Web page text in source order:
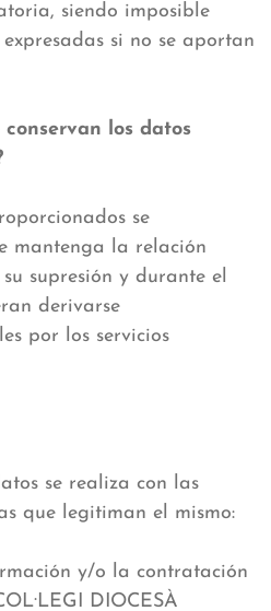
siendo imposible
si no se aportan
los datos
se
mantenga la relación
supresión y durante el
derivarse
por los servicios
se realiza con las
que legitiman el mismo:
y/o la contratación
DIOCESÀ